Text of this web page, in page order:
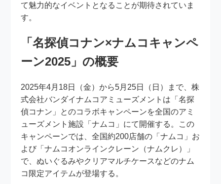
て魅力的なイベントとなることが期待されていま
す。
「名探偵コナン×ナムコキャンペ
ーン2025」の概要
2025年4月18日（金）から5月25日（日）まで、株
式会社バンダイナムコアミューズメントは「名探
偵コナン」とのコラボキャンペーンを全国のアミ
ューズメント施設「ナムコ」にて開催する。この
キャンペーンでは、全国約200店舗の「ナムコ」お
よび「ナムコオンラインクレーン（ナムクレ）」
で、ぬいぐるみやクリアマルチケースなどのナム
コ限定アイテムが登場する。